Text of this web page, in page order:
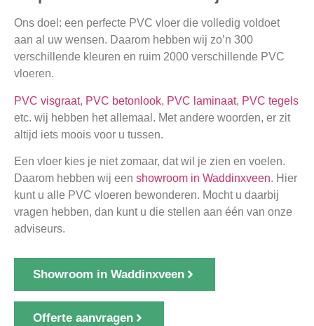
Ons doel: een perfecte PVC vloer die volledig voldoet
aan al uw wensen. Daarom hebben wij zo’n 300
verschillende kleuren en ruim 2000 verschillende PVC
vloeren.
PVC visgraat, PVC betonlook, PVC laminaat, PVC tegels
etc. wij hebben het allemaal. Met andere woorden, er zit
altijd iets moois voor u tussen.
Een vloer kies je niet zomaar, dat wil je zien en voelen.
Daarom hebben wij een showroom in Waddinxveen. Hier
kunt u alle PVC vloeren bewonderen. Mocht u daarbij
vragen hebben, dan kunt u die stellen aan één van onze
adviseurs.
Showroom in Waddinxveen
Offerte aanvragen